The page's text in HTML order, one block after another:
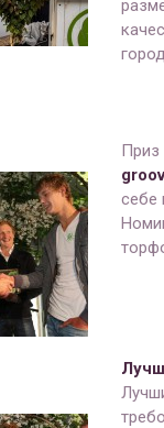
Приз
себе